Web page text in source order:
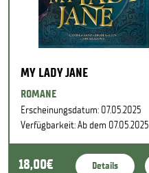
MY LADY JANE
ROMANE
Erscheinungsdatum: 07.05.2025
Verfügbarkeit: Ab dem 07.05.2025
18,00€ Details